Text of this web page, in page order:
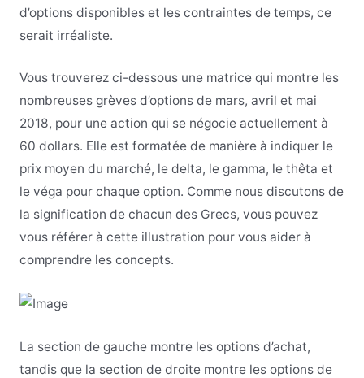
d’options disponibles et les contraintes de temps, ce
serait irréaliste.
Vous trouverez ci-dessous une matrice qui montre les
nombreuses grèves d’options de mars, avril et mai
2018, pour une action qui se négocie actuellement à
60 dollars. Elle est formatée de manière à indiquer le
prix moyen du marché, le delta, le gamma, le thêta et
le véga pour chaque option. Comme nous discutons de
la signification de chacun des Grecs, vous pouvez
vous référer à cette illustration pour vous aider à
comprendre les concepts.
La section de gauche montre les options d’achat,
tandis que la section de droite montre les options de